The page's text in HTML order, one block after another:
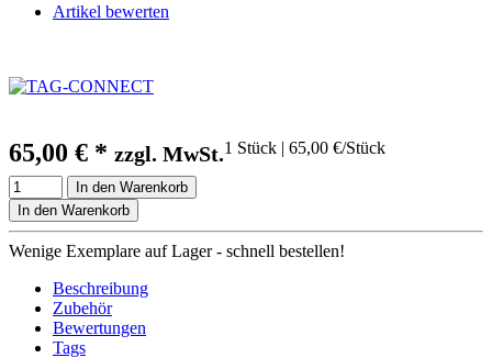
Artikel bewerten
65,00 € * zzgl. MwSt.1 Stück | 65,00 €/Stück
In den Warenkorb
In den Warenkorb
Wenige Exemplare auf Lager - schnell bestellen!
Beschreibung
Zubehör
Bewertungen
Tags